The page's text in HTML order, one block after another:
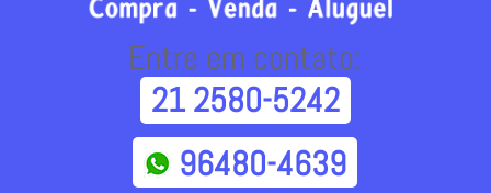
Entre em contato:
21 2580-5242
96480-4639